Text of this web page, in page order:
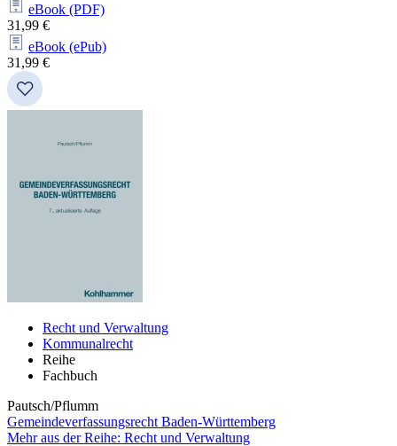
eBook (PDF)
31,99 €
eBook (ePub)
31,99 €
Recht und Verwaltung
Kommunalrecht
Reihe
Fachbuch
Pautsch/Pflumm
Gemeindeverfassungsrecht Baden-Württemberg
Mehr aus der Reihe: Recht und Verwaltung